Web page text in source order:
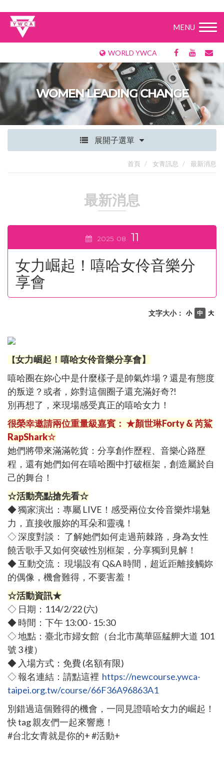
MENU
WORLD YWCA
WOMEN LEADING CHANGE
展開子選單
首頁 女青訊息 最新消息
最新消息
2025 08 11
女力崛起！嘻哈女伶音樂分
享會
大
中
小
文字大小：
【女力崛起！嘻哈女伶音樂分享會】
嘻哈圈在妳心中是什麼樣子是帥氣炸場？還是有態度
的叛逆？或者，妳對這個圈子還充滿好奇?!
別再想了，來現場感受真正的嘻哈女力！
很榮幸邀請兩位重量級嘉賓： ★顏世琳Forty & 芮鯊
RapShark☆
她們將帶來滿滿乾貨：分享創作歷程、音樂心路歷
程，還有她們如何在嘻哈圈中打破框架，創造屬於自
己的舞台！
☆活動亮點搶先看☆
◆ 獨家演出：專屬 LIVE！感受兩位女伶音樂炸場魅
力，直接收服妳的耳朵和靈魂！
◇ 深度對談： 了解她們如何走過荊棘路，身為女性
饒舌歌手又如何突破性別框架，分享獨到見解！
◆ 互動交流： 現場設有 Q&A 時間，超近距離接觸妳
的偶像，機會難得，不要害羞！
☆活動資訊★
◇ 日期：114/2/22 (六)
◆ 時間：下午 13:00 - 15:30
◇ 地點：臺北市婦女館（台北市萬華區艋舺大道 101
號 3 樓）
◆ 入場方式：免費 (名額有限)
◇ 報名連結：請點這裡 https://newcourse.ywca-
taipei.org.tw/course/66F36A96863A1
別錯過這個難得的機會，一同見證嘻哈女力的崛起！
快 tag 親友們一起來響應！
#台北女青就是你的+ #活動+